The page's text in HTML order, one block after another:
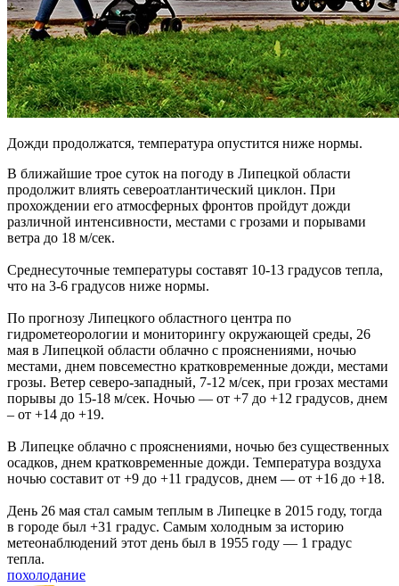
Дожди продолжатся, температура опустится ниже нормы.
В ближайшие трое суток на погоду в Липецкой области
продолжит влиять североатлантический циклон. При
прохождении его атмосферных фронтов пройдут дожди
различной интенсивности, местами с грозами и порывами
ветра до 18 м/сек.
Среднесуточные температуры составят 10-13 градусов тепла,
что на 3-6 градусов ниже нормы.
По прогнозу Липецкого областного центра по
гидрометеорологии и мониторингу окружающей среды, 26
мая в Липецкой области облачно с прояснениями, ночью
местами, днем повсеместно кратковременные дожди, местами
грозы. Ветер северо-западный, 7-12 м/сек, при грозах местами
порывы до 15-18 м/сек. Ночью — от +7 до +12 градусов, днем
– от +14 до +19.
В Липецке облачно с прояснениями, ночью без существенных
осадков, днем кратковременные дожди. Температура воздуха
ночью составит от +9 до +11 градусов, днем — от +16 до +18.
День 26 мая стал самым теплым в Липецке в 2015 году, тогда
в городе был +31 градус. Самым холодным за историю
метеонаблюдений этот день был в 1955 году — 1 градус
тепла.
похолодание